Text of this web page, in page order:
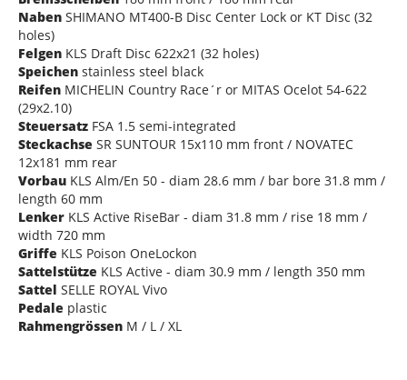
Naben SHIMANO MT400-B Disc Center Lock or KT Disc (32
holes)
Felgen KLS Draft Disc 622x21 (32 holes)
Speichen stainless steel black
Reifen MICHELIN Country Race´r or MITAS Ocelot 54-622
(29x2.10)
Steuersatz FSA 1.5 semi-integrated
Steckachse SR SUNTOUR 15x110 mm front / NOVATEC
12x181 mm rear
Vorbau KLS Alm/En 50 - diam 28.6 mm / bar bore 31.8 mm /
length 60 mm
Lenker KLS Active RiseBar - diam 31.8 mm / rise 18 mm /
width 720 mm
Griffe KLS Poison OneLockon
Sattelstütze KLS Active - diam 30.9 mm / length 350 mm
Sattel SELLE ROYAL Vivo
Pedale plastic
Rahmengrössen M / L / XL